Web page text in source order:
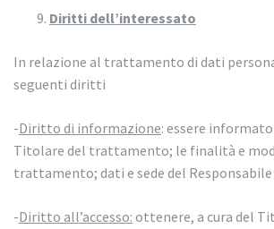
Diritti dell’interessato
In relazione al trattamento di dati
seguenti diritti
-Diritto di informazione: essere
Titolare del trattamento; le finalità e
trattamento; dati e sede del
-Diritto all’accesso: ottenere, a cura del